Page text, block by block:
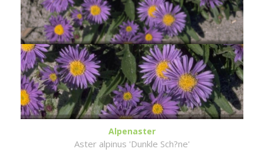
Alpenaster
Aster alpinus 'Dunkle Sch?ne'